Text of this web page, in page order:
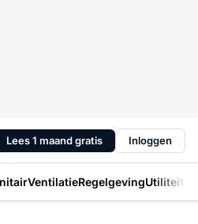
Lees 1 maand gratis Inloggen
VentilatieRegelgevingUtiliteit